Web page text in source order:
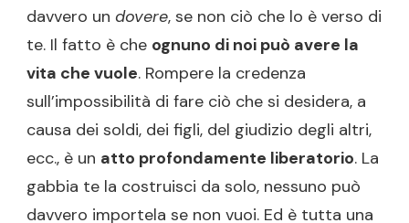
davvero un dovere, se non ciò che lo è verso di
te. Il fatto è che ognuno di noi può avere la
vita che vuole. Rompere la credenza
sull’impossibilità di fare ciò che si desidera, a
causa dei soldi, dei figli, del giudizio degli altri,
ecc., è un atto profondamente liberatorio. La
gabbia te la costruisci da solo, nessuno può
davvero importela se non vuoi. Ed è tutta una